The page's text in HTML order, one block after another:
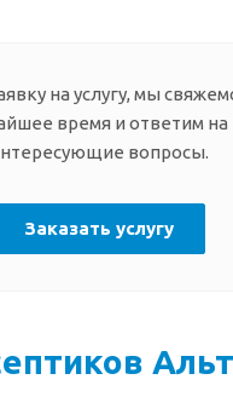
на услугу, мы
время и ответим на
вопросы.
Заказать услугу